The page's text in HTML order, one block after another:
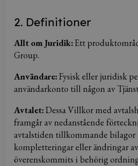
2. Definitioner
Allt om Juridik:Ett
Group.
Användare:Fysisk eller juridisk
användarkonto till någon av
Avtalet:Dessa Villkor med
framgår av nedanstående
avtalstiden tillkommande
kompletteringar eller ändringar
överenskommits i behörig